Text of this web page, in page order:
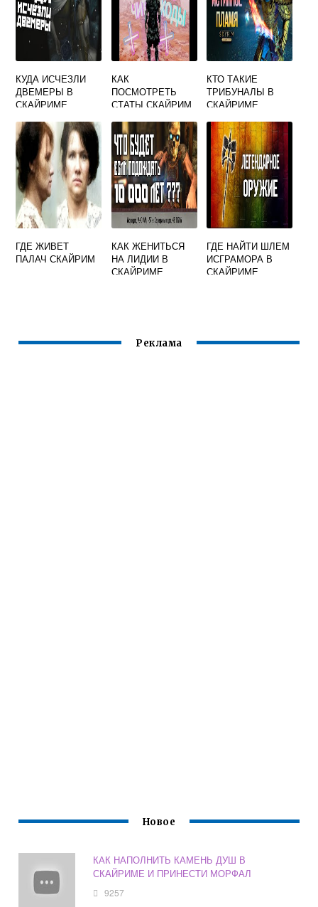
КУДА ИСЧЕЗЛИ
ДВЕМЕРЫ В
СКАЙРИМЕ
КАК
ПОСМОТРЕТЬ
СТАТЫ СКАЙРИМ
КТО ТАКИЕ
ТРИБУНАЛЫ В
СКАЙРИМЕ
ГДЕ ЖИВЕТ
ПАЛАЧ СКАЙРИМ
КАК ЖЕНИТЬСЯ
НА ЛИДИИ В
СКАЙРИМЕ
ГДЕ НАЙТИ ШЛЕМ
ИСГРАМОРА В
СКАЙРИМЕ
Реклама
Новое
КАК НАПОЛНИТЬ КАМЕНЬ ДУШ В
СКАЙРИМЕ И ПРИНЕСТИ МОРФАЛ
9257